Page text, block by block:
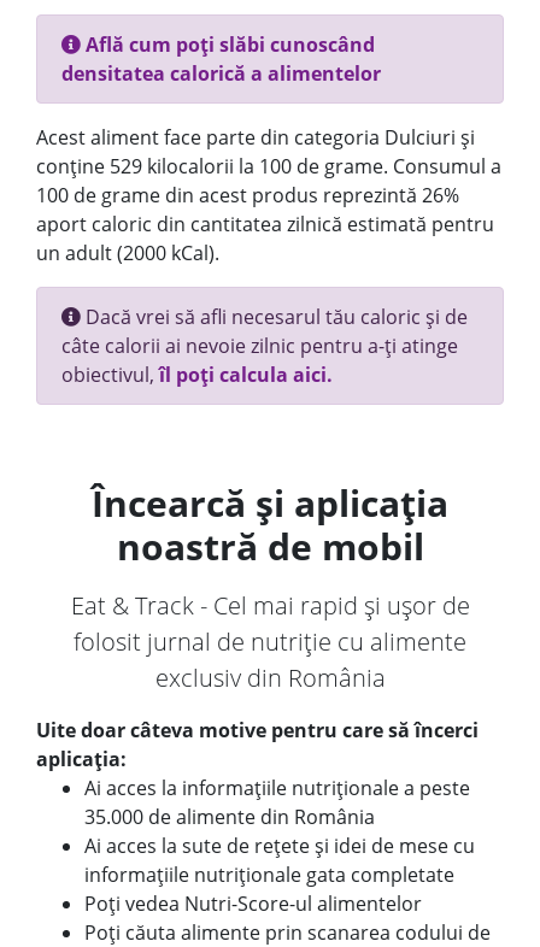
Află cum poți slăbi cunoscând
densitatea calorică a alimentelor
Acest aliment face parte din categoria Dulciuri și
conține 529 kilocalorii la 100 de grame. Consumul a
100 de grame din acest produs reprezintă 26%
aport caloric din cantitatea zilnică estimată pentru
un adult (2000 kCal).
Dacă vrei să afli necesarul tău caloric și de
câte calorii ai nevoie zilnic pentru a-ți atinge
obiectivul,îl poți calcula aici.
Încearcă și aplicația
noastră de mobil
Eat & Track - Cel mai rapid și ușor de
folosit jurnal de nutriție cu alimente
exclusiv din România
Uite doar câteva motive pentru care să încerci
aplicația:
Ai acces la informațiile nutriționale a peste
35.000 de alimente din România
Ai acces la sute de rețete și idei de mese cu
informațiile nutriționale gata completate
Poți vedea Nutri-Score-ul alimentelor
Poți căuta alimente prin scanarea codului de